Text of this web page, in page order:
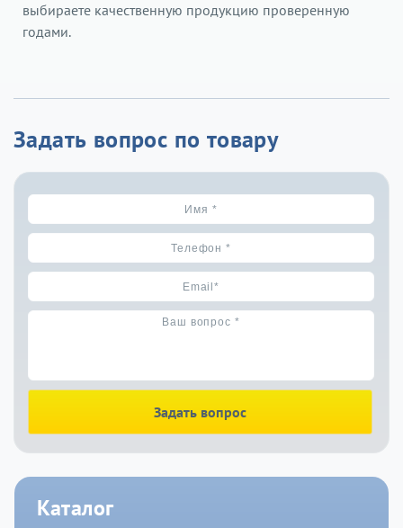
выбираете качественную продукцию проверенную
годами.
Задать вопрос по товару
Задать вопрос
Каталог